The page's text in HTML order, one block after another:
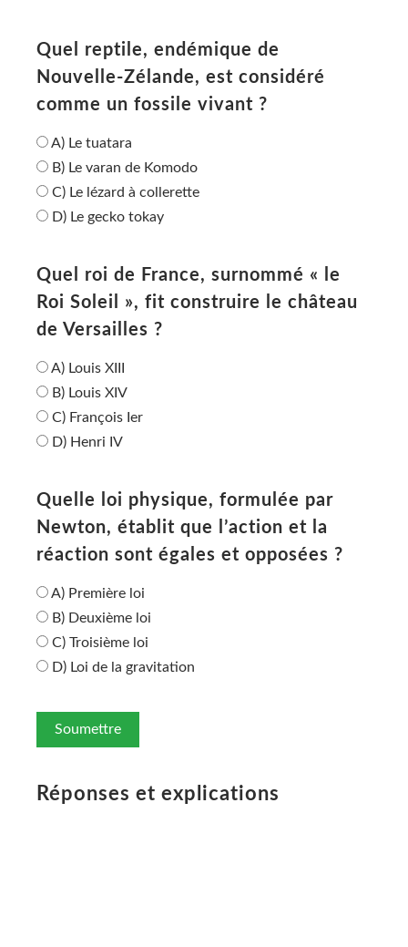
Quel reptile, endémique de
Nouvelle-Zélande, est considéré
comme un fossile vivant ?
A) Le tuatara
B) Le varan de Komodo
C) Le lézard à collerette
D) Le gecko tokay
Quel roi de France, surnommé « le
Roi Soleil », fit construire le château
de Versailles ?
A) Louis XIII
B) Louis XIV
C) François Ier
D) Henri IV
Quelle loi physique, formulée par
Newton, établit que l’action et la
réaction sont égales et opposées ?
A) Première loi
B) Deuxième loi
C) Troisième loi
D) Loi de la gravitation
Soumettre
Réponses et explications